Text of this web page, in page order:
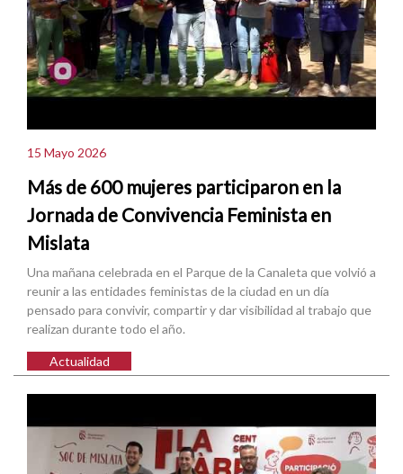
15 Mayo 2026
Más de 600 mujeres participaron en la
Jornada de Convivencia Feminista en
Mislata
Una mañana celebrada en el Parque de la Canaleta que volvió a
reunir a las entidades feministas de la ciudad en un día
pensado para convivir, compartir y dar visibilidad al trabajo que
realizan durante todo el año.
Actualidad